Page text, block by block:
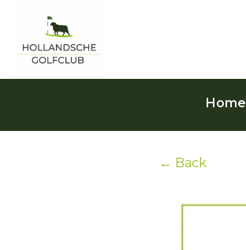
Home
← Back